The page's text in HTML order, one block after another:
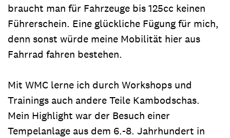
braucht man für Fahrzeuge bis 125cc keinen
Führerschein. Eine glückliche Fügung für mich,
denn sonst würde meine Mobilität hier aus
Fahrrad fahren bestehen.
Mit WMC lerne ich durch Workshops und
Trainings auch andere Teile Kambodschas.
Mein Highlight war der Besuch einer
Tempelanlage aus dem 6.-8. Jahrhundert in